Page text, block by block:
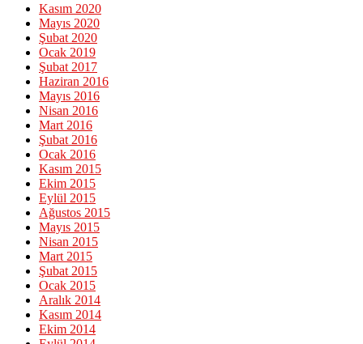
Kasım 2020
Mayıs 2020
Şubat 2020
Ocak 2019
Şubat 2017
Haziran 2016
Mayıs 2016
Nisan 2016
Mart 2016
Şubat 2016
Ocak 2016
Kasım 2015
Ekim 2015
Eylül 2015
Ağustos 2015
Mayıs 2015
Nisan 2015
Mart 2015
Şubat 2015
Ocak 2015
Aralık 2014
Kasım 2014
Ekim 2014